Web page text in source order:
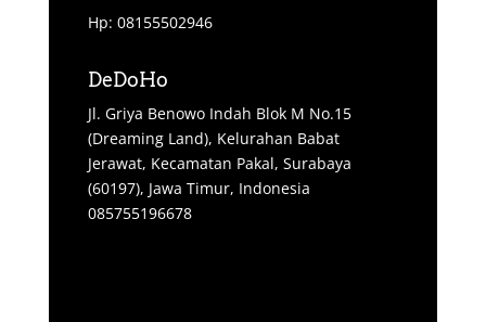
Hp: 08155502946
DeDoHo
Jl. Griya Benowo Indah Blok M No.15
(Dreaming Land), Kelurahan Babat
Jerawat, Kecamatan Pakal, Surabaya
(60197), Jawa Timur, Indonesia
085755196678